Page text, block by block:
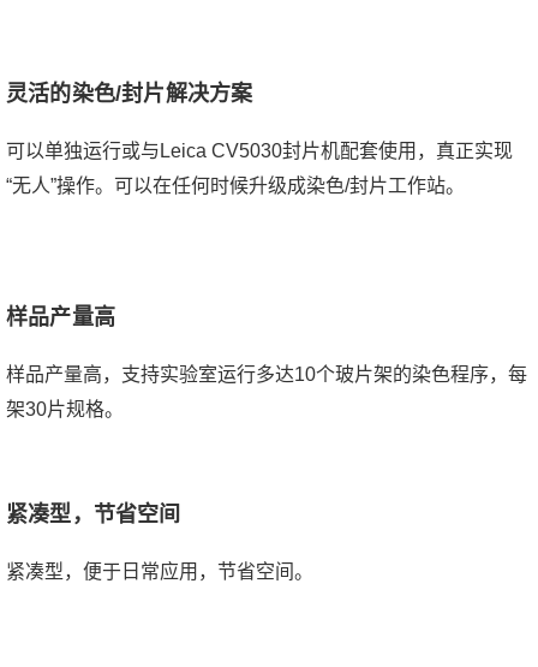
灵活的染色/封片解决方案
可以单独运行或与Leica CV5030封片机配套使用，真正实现
“无人”操作。可以在任何时候升级成染色/封片工作站。
样品产量高
样品产量高，支持实验室运行多达10个玻片架的染色程序，每
架30片规格。
紧凑型，节省空间
紧凑型，便于日常应用，节省空间。